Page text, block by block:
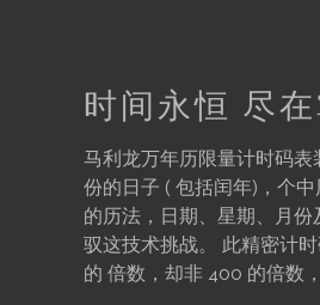
时间永恒 尽在
马利龙万年历限量计时码表
份的日子 ( 包括闰年)，个中
的历法，日期、星期、月
驭这技术挑战。 此精密计
的 倍数，却非 400 的倍数